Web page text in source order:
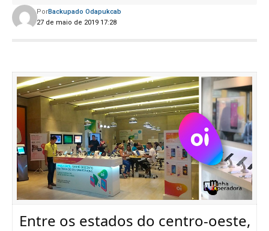
27 de maio de 2019 17:28
PorBackupado Odapukcab
Entre os estados do centro-oeste,